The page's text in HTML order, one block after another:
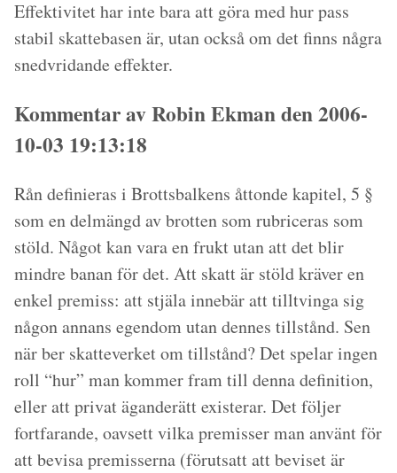
Effektivitet har inte bara att göra med hur pass
stabil skattebasen är, utan också om det finns några
snedvridande effekter.
Kommentar av Robin Ekman den 2006-
10-03 19:13:18
Rån definieras i Brottsbalkens åttonde kapitel, 5 §
som en delmängd av brotten som rubriceras som
stöld. Något kan vara en frukt utan att det blir
mindre banan för det. Att skatt är stöld kräver en
enkel premiss: att stjäla innebär att tilltvinga sig
någon annans egendom utan dennes tillstånd. Sen
när ber skatteverket om tillstånd? Det spelar ingen
roll “hur” man kommer fram till denna definition,
eller att privat äganderätt existerar. Det följer
fortfarande, oavsett vilka premisser man använt för
att bevisa premisserna (förutsatt att beviset är